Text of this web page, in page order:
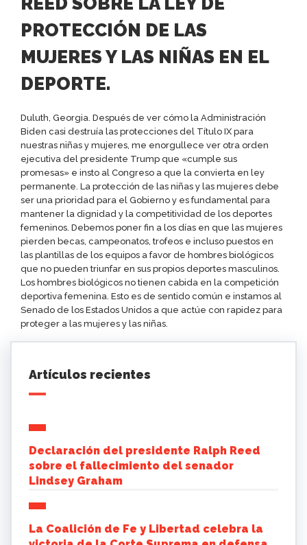
PROTECCIÓN DE LAS
MUJERES Y LAS NIÑAS EN EL
DEPORTE.
Duluth, Georgia. Después de ver cómo la Administración
Biden casi destruía las protecciones del Título IX para
nuestras niñas y mujeres, me enorgullece ver otra orden
ejecutiva del presidente Trump que «cumple sus
promesas» e insto al Congreso a que la convierta en ley
permanente. La protección de las niñas y las mujeres debe
ser una prioridad para el Gobierno y es fundamental para
mantener la dignidad y la competitividad de los deportes
femeninos. Debemos poner fin a los días en que las mujeres
pierden becas, campeonatos, trofeos e incluso puestos en
las plantillas de los equipos a favor de hombres biológicos
que no pueden triunfar en sus propios deportes masculinos.
Los hombres biológicos no tienen cabida en la competición
deportiva femenina. Esto es de sentido común e instamos al
Senado de los Estados Unidos a que actúe con rapidez para
proteger a las mujeres y las niñas.
Artículos recientes
Declaración del presidente Ralph Reed
sobre el fallecimiento del senador
Lindsey Graham
La Coalición de Fe y Libertad celebra la